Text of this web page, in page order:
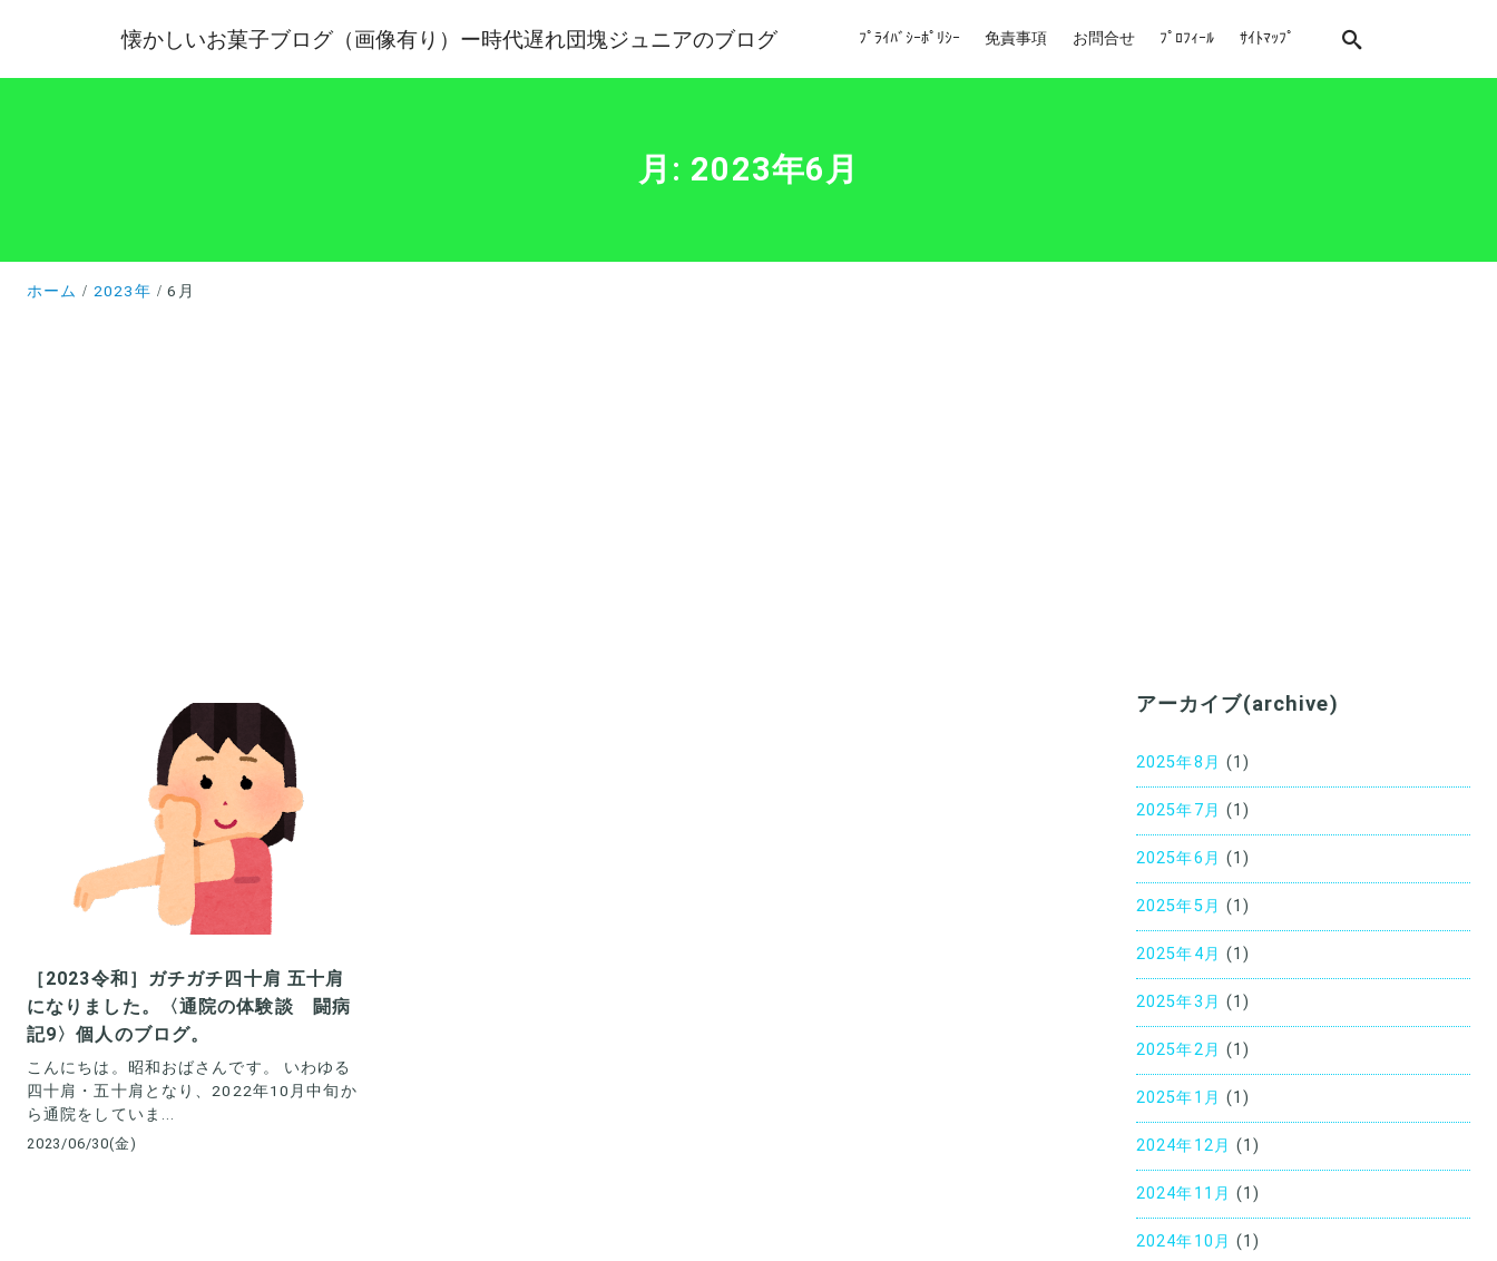
懐かしいお菓子ブログ（画像有り）ー時代遅れ団塊ジュニアのブログ ﾌﾟﾗｲﾊﾞｼｰﾎﾟﾘｼｰ 免責事項 お問合せ ﾌﾟﾛﾌｨｰﾙ ｻｲﾄﾏｯﾌﾟ
月: 2023年6月
ホーム 2023年 6月
［2023令和］ガチガチ四十肩 五十肩
になりました。〈通院の体験談 闘病
記9〉個人のブログ。
こんにちは。昭和おばさんです。 いわゆる
四十肩・五十肩となり、2022年10月中旬か
ら通院をしていま...
2023/06/30(金)
アーカイブ(archive)
2025年8月 (1)
2025年7月 (1)
2025年6月 (1)
2025年5月 (1)
2025年4月 (1)
2025年3月 (1)
2025年2月 (1)
2025年1月 (1)
2024年12月 (1)
2024年11月 (1)
2024年10月 (1)